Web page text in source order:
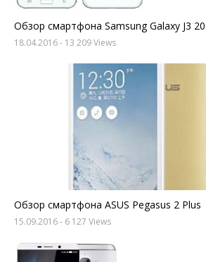
Обзор смартфона Samsung Galaxy J3
18.04.2016- 13 209 Views
Обзор смартфона ASUS Pegasus 2 Plus
15.09.2016- 6 127 Views